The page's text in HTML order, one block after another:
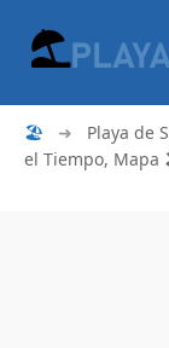
🏖 ➜
Playa de
el Tiempo,